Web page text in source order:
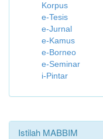
Korpus
e-Tesis
e-Jurnal
e-Kamus
e-Borneo
e-Seminar
i-Pintar
Istilah MABBIM